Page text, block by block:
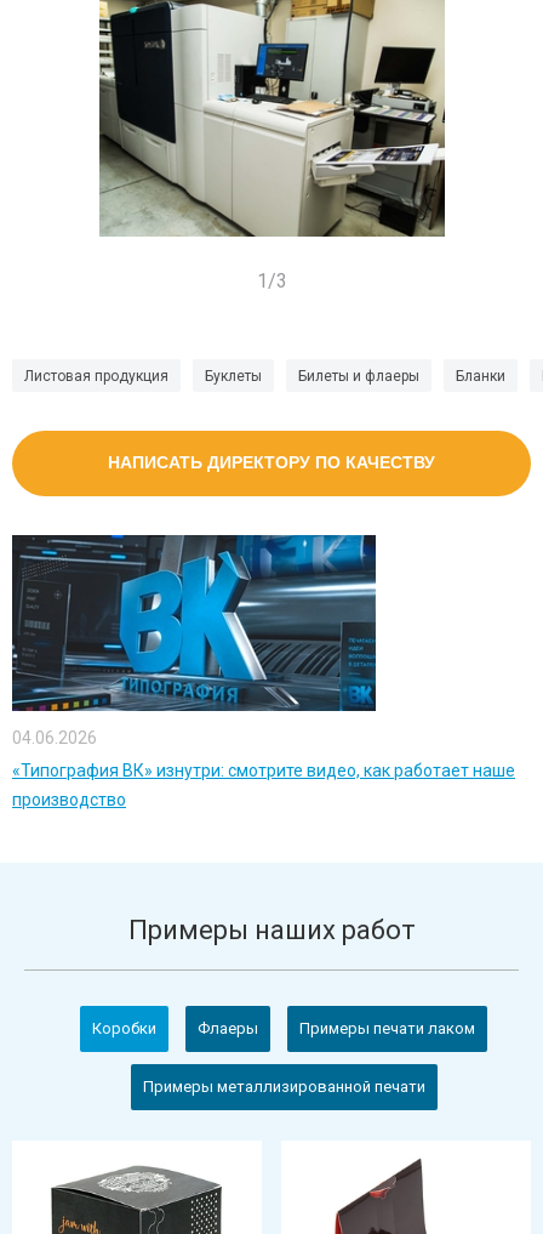
Листовая продукция Буклеты Билеты и флаеры Бланки
НАПИСАТЬ ДИРЕКТОРУ ПО КАЧЕСТВУ
04.06.2026
«Типография ВК» изнутри: смотрите видео, как работает наше
производство
1 /3
Примеры наших работ
Коробки Флаеры Примеры печати лаком
Примеры металлизированной печати